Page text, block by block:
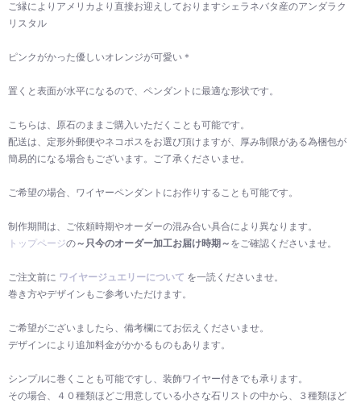
ご縁によりアメリカより直接お迎えしておりますシェラネバタ産のアンダラク
リスタル
ピンクがかった優しいオレンジが可愛い＊
置くと表面が水平になるので、ペンダントに最適な形状です。
こちらは、原石のままご購入いただくことも可能です。
配送は、定形外郵便やネコポスをお選び頂けますが、厚み制限がある為梱包が
簡易的になる場合もございます。ご了承くださいませ。
ご希望の場合、ワイヤーペンダントにお作りすることも可能です。
制作期間は、ご依頼時期やオーダーの混み合い具合により異なります。
トップページの～只今のオーダー加工お届け時期～ をご確認くださいませ。
ご注文前に ワイヤージュエリーについて を一読くださいませ。
巻き方やデザインもご参考いただけます。
ご希望がございましたら、備考欄にてお伝えくださいませ。
デザインにより追加料金がかかるものもあります。
シンプルに巻くことも可能ですし、装飾ワイヤー付きでも承ります。
その場合、４０種類ほどご用意している小さな石リストの中から、３種類ほど